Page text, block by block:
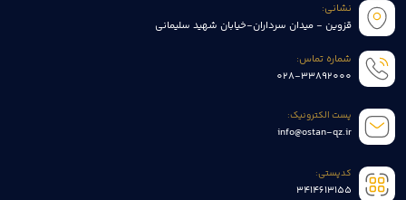
نشانی:
قزوین - میدان سرداران-خیابان شهید سلیمانی
شماره تماس:
028-33892000
پست الکترونیک:
info@ostan-qz.ir
کدپستی:
3414613155